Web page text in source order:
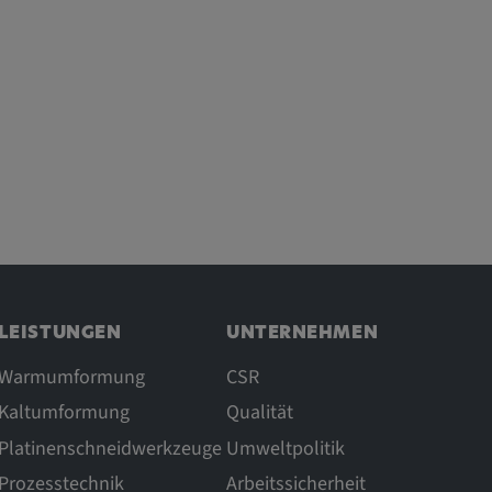
LEISTUNGEN
Kaltumformung
Platinenschneidwerkzeuge
Prozesstechnik
UNTERNEHMEN
CSR
Qualität
Umweltpolitik
Arbeitssicherheit